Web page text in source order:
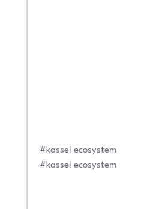
#kassel ecosystem
#kassel ecosystem